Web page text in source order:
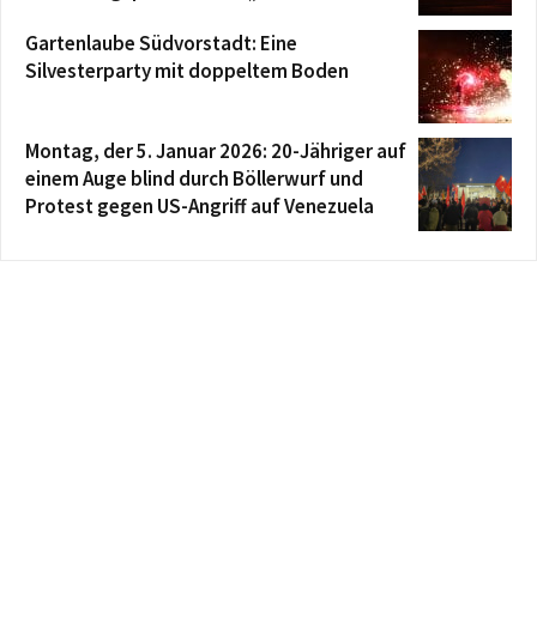
Gartenlaube Südvorstadt: Eine
Silvesterparty mit doppeltem Boden
Montag, der 5. Januar 2026: 20-Jähriger auf
einem Auge blind durch Böllerwurf und
Protest gegen US-Angriff auf Venezuela